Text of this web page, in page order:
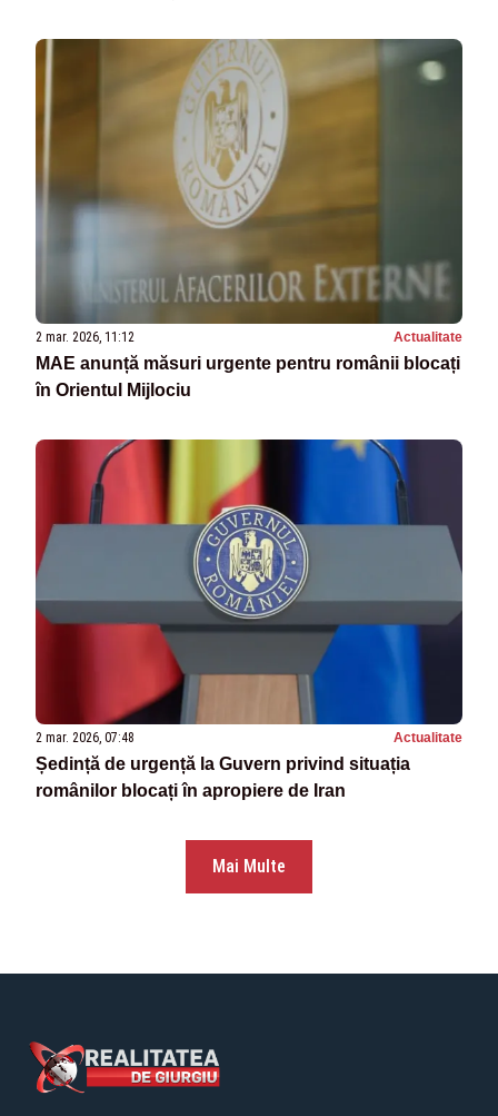
2 mar. 2026, 11:12 Actualitate
MAE anunță măsuri urgente pentru românii blocați
în Orientul Mijlociu
2 mar. 2026, 07:48 Actualitate
Ședință de urgență la Guvern privind situația
românilor blocați în apropiere de Iran
Mai Multe